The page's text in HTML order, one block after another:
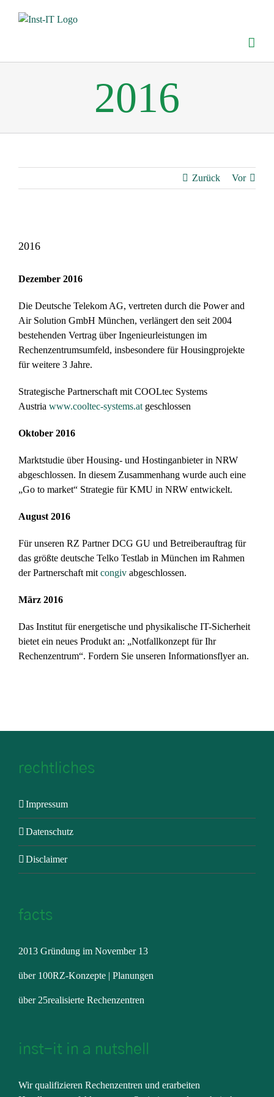
Inhalt
2016
Zurück Vor
2016
Dezember 2016
Die Deutsche Telekom AG, vertreten durch die Power and
Air Solution GmbH München, verlängert den seit 2004
bestehenden Vertrag über Ingenieurleistungen im
Rechenzentrumsumfeld, insbesondere für Housingprojekte
für weitere 3 Jahre.
Strategische Partnerschaft mit COOLtec Systems
Austria www.cooltec-systems.at geschlossen
Oktober 2016
Marktstudie über Housing- und Hostinganbieter in NRW
abgeschlossen. In diesem Zusammenhang wurde auch eine
„Go to market“ Strategie für KMU in NRW entwickelt.
August 2016
Für unseren RZ Partner DCG GU und Betreiberauftrag für
das größte deutsche Telko Testlab in München im Rahmen
der Partnerschaft mit congiv abgeschlossen.
März 2016
Das Institut für energetische und physikalische IT-Sicherheit
bietet ein neues Produkt an: „Notfallkonzept für Ihr
Rechenzentrum“. Fordern Sie unseren Informationsflyer an.
rechtliches
Impressum
Datenschutz
Disclaimer
facts
2013 Gründung im November 13
über 100RZ-Konzepte | Planungen
über 25realisierte Rechenzentren
inst-it in a nutshell
Wir qualifizieren Rechenzentren und erarbeiten